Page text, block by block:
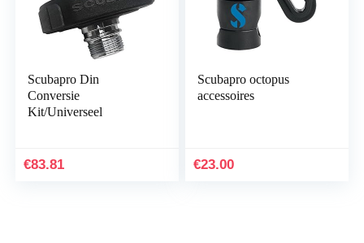
Scubapro Din
Conversie
Kit/Universeel
€83.81
Scubapro octopus
accessoires
€23.00